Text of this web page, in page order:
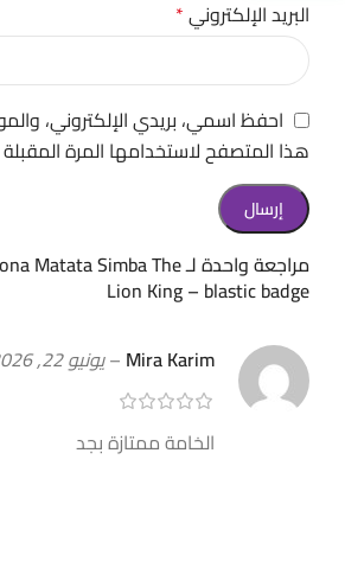
مراجعة واحدة لـMatata Simba The
Lion King – blastic badge
Mira Karim
–يونيو 22, 2026
الخامة ممتازة بجد
البريد الإلكتروني*
احفظ اسمي، بريدي الإلكتروني،
هذا المتصفح لاستخدامها المرة